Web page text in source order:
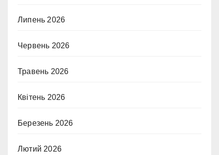
Липень 2026
Червень 2026
Травень 2026
Квітень 2026
Березень 2026
Лютий 2026